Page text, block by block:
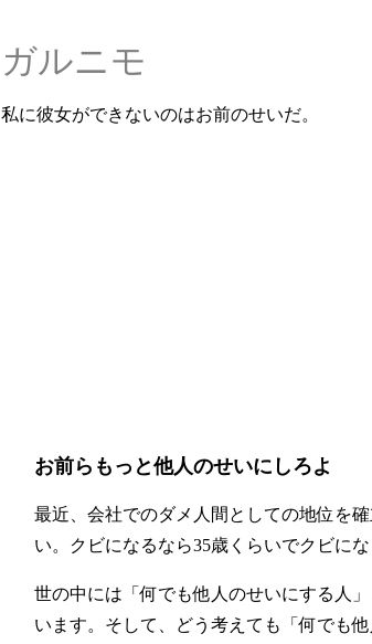
ガルニモ
私に彼女ができないのはお前のせいだ。
お前らもっと他人のせいにしろよ
最近、会社でのダメ人間としての地位を
い。クビになるなら35歳くらいでクビに
世の中には「何でも他人のせいにする人
います。そして、どう考えても「何でも